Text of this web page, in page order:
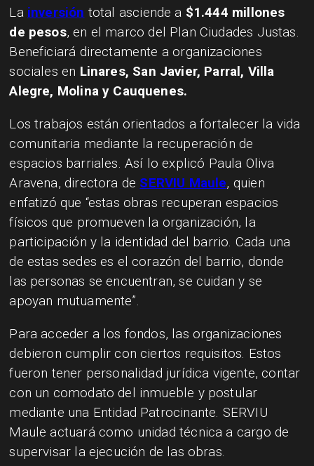
La inversión total asciende a $1.444 millones
de pesos, en el marco del Plan Ciudades Justas.
Beneficiará directamente a organizaciones
sociales en Linares, San Javier, Parral, Villa
Alegre, Molina y Cauquenes.
Los trabajos están orientados a fortalecer la vida
comunitaria mediante la recuperación de
espacios barriales. Así lo explicó Paula Oliva
Aravena, directora de SERVIU Maule, quien
enfatizó que “estas obras recuperan espacios
físicos que promueven la organización, la
participación y la identidad del barrio. Cada una
de estas sedes es el corazón del barrio, donde
las personas se encuentran, se cuidan y se
apoyan mutuamente”.
Para acceder a los fondos, las organizaciones
debieron cumplir con ciertos requisitos. Estos
fueron tener personalidad jurídica vigente, contar
con un comodato del inmueble y postular
mediante una Entidad Patrocinante. SERVIU
Maule actuará como unidad técnica a cargo de
supervisar la ejecución de las obras.